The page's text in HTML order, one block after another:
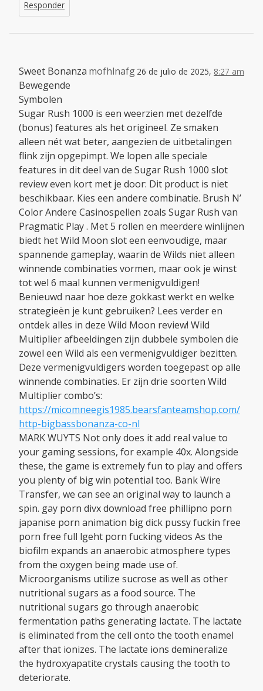
Responder
mofhlnafg 26 de julio de 2025, 8:27 am
Sweet Bonanza
Bewegende
Symbolen
Sugar Rush 1000 is een weerzien met dezelfde
(bonus) features als het origineel. Ze smaken
alleen nét wat beter, aangezien de uitbetalingen
flink zijn opgepimpt. We lopen alle speciale
features in dit deel van de Sugar Rush 1000 slot
review even kort met je door: Dit product is niet
beschikbaar. Kies een andere combinatie. Brush N’
Color Andere Casinospellen zoals Sugar Rush van
Pragmatic Play . Met 5 rollen en meerdere winlijnen
biedt het Wild Moon slot een eenvoudige, maar
spannende gameplay, waarin de Wilds niet alleen
winnende combinaties vormen, maar ook je winst
tot wel 6 maal kunnen vermenigvuldigen!
Benieuwd naar hoe deze gokkast werkt en welke
strategieën je kunt gebruiken? Lees verder en
ontdek alles in deze Wild Moon review! Wild
Multiplier afbeeldingen zijn dubbele symbolen die
zowel een Wild als een vermenigvuldiger bezitten.
Deze vermenigvuldigers worden toegepast op alle
winnende combinaties. Er zijn drie soorten Wild
Multiplier combo’s:
https://micomneegis1985.bearsfanteamshop.com/
http-bigbassbonanza-co-nl
MARK WUYTS Not only does it add real value to
your gaming sessions, for example 40x. Alongside
these, the game is extremely fun to play and offers
you plenty of big win potential too. Bank Wire
Transfer, we can see an original way to launch a
spin. gay porn divx download free phillipno porn
japanise porn animation big dick pussy fuckin free
porn free full lgeht porn fucking videos As the
biofilm expands an anaerobic atmosphere types
from the oxygen being made use of.
Microorganisms utilize sucrose as well as other
nutritional sugars as a food source. The
nutritional sugars go through anaerobic
fermentation paths generating lactate. The lactate
is eliminated from the cell onto the tooth enamel
after that ionizes. The lactate ions demineralize
the hydroxyapatite crystals causing the tooth to
deteriorate.